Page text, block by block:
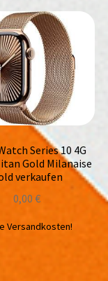
Series 10 4G
Gold Milanaise
verkaufen
0,00 €
Versandkosten!